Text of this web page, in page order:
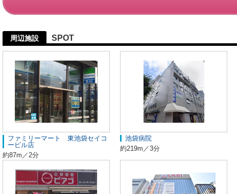
周辺施設 SPOT
ファミリーマート 東池袋セイコ
ービル店
約87m／2分
池袋病院
約219m／3分